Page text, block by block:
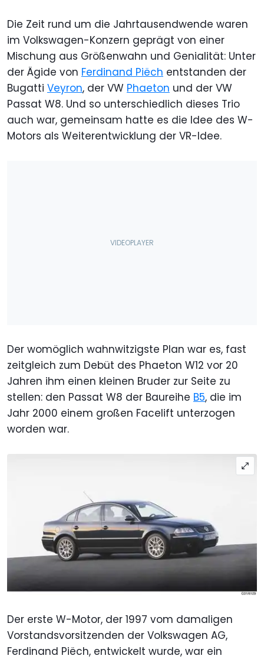
Die Zeit rund um die Jahrtausendwende waren
im Volkswagen-Konzern geprägt von einer
Mischung aus Größenwahn und Genialität: Unter
der Ägide von Ferdinand Piëch entstanden der
Bugatti Veyron, der VW Phaeton und der VW
Passat W8. Und so unterschiedlich dieses Trio
auch war, gemeinsam hatte es die Idee des W-
Motors als Weiterentwicklung der VR-Idee.
Der womöglich wahnwitzigste Plan war es, fast
zeitgleich zum Debüt des Phaeton W12 vor 20
Jahren ihm einen kleinen Bruder zur Seite zu
stellen: den Passat W8 der Baureihe B5, die im
Jahr 2000 einem großen Facelift unterzogen
worden war.
Der erste W-Motor, der 1997 vom damaligen
Vorstandsvorsitzenden der Volkswagen AG,
Ferdinand Piëch, entwickelt wurde, war ein